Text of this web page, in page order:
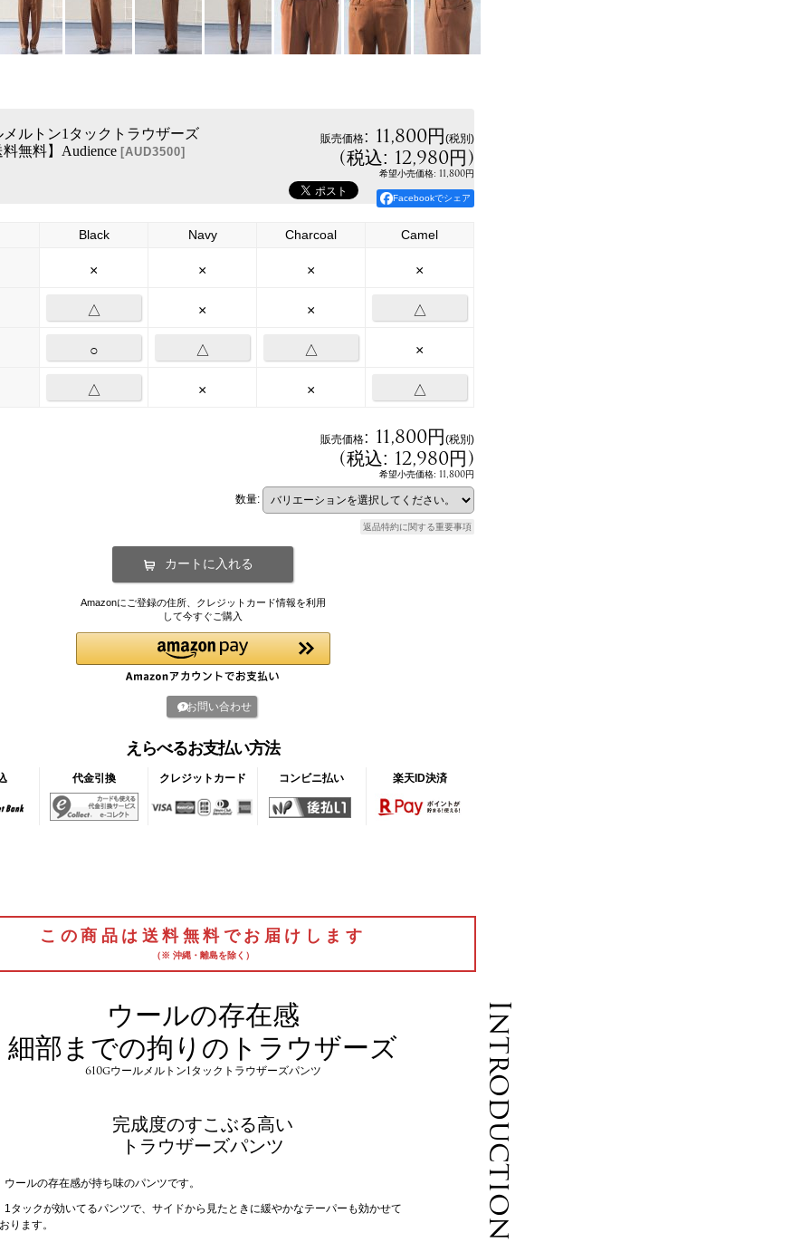
メルトン1タックトラウザーズ
無料】Audience [AUD3500]
販売価格: 11,800円(税別)
(税込: 12,980円)
希望小売価格: 11,800円
Facebookでシェア
Black Navy Charcoal Camel
× × × ×
△ × × △
○ △ △ ×
△ × × △
販売価格: 11,800円(税別)
(税込: 12,980円)
希望小売価格: 11,800円
数量:
返品特約に関する重要事項
Amazonにご登録の住所、クレジットカード情報を利用
して今すぐご購入
お問い合わせ
えらべるお支払い方法
代金引換 クレジットカード コンビニ払い 楽天ID決済
この商品は送料無料でお届けします
（※ 沖縄・離島を除く）
Introduction
ウールの存在感
細部までの拘りのトラウザーズ
610gウールメルトン1タックトラウザーズパンツ
完成度のすこぶる高い
トラウザーズパンツ
ウールの存在感が持ち味のパンツです。
1タックが効いてるパンツで、サイドから見たときに緩やかなテーパーも効かせて
おります。